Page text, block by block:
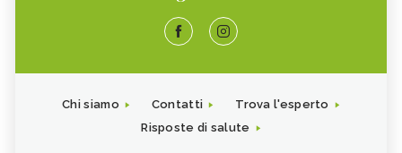
Chi siamo Contatti
Trova l'esperto
Risposte di salute